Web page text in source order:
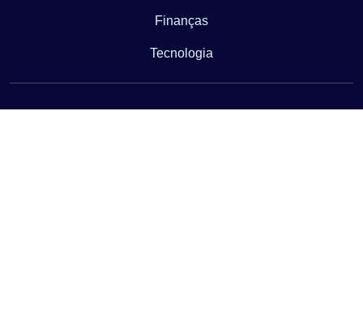
Finanças
Tecnologia